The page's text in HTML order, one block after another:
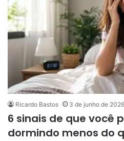
Ricardo Bastos 3 de junho de 2026
6 sinais de que você
dormindo menos do